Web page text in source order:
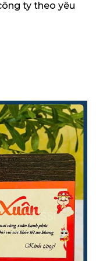
ty theo yêu